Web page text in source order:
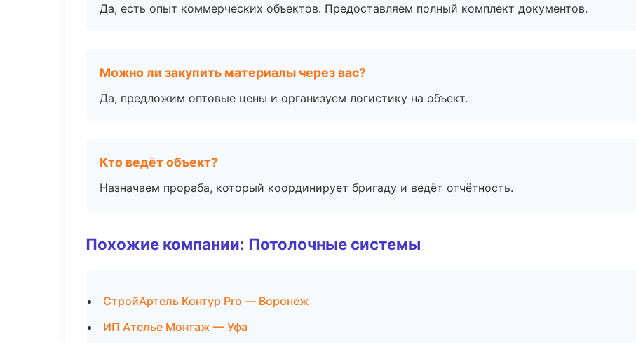
Да, есть опыт коммерческих объектов. Предоставляем полный комплект документов.
Можно ли закупить материалы через вас?
Да, предложим оптовые цены и организуем логистику на объект.
Кто ведёт объект?
Назначаем прораба, который координирует бригаду и ведёт отчётность.
Похожие компании: Потолочные системы
СтройАртель Контур Pro — Воронеж
ИП Ателье Монтаж — Уфа